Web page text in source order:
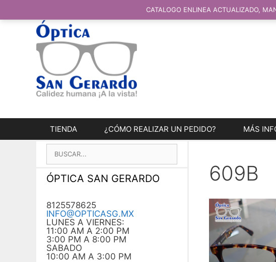
TIENDA ¿CÓMO REALIZAR UN PEDIDO? MÁS
609B
BUSCAR:
ÓPTICA SAN GERARDO
8125578625
INFO@OPTICASG.MX
LUNES A VIERNES:
11:00 AM A 2:00 PM
3:00 PM A 8:00 PM
SABADO
10:00 AM A 3:00 PM
CATALOGO ENLINEA ACTUALIZADO,